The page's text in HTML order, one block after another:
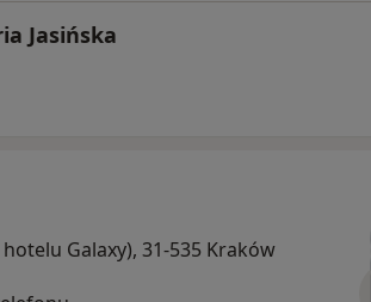
Jasińska
Galaxy), 31-535 Kraków